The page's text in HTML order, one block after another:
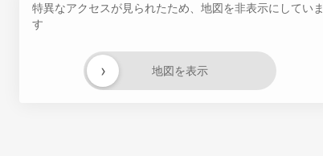
特異なアクセスが見られたため、地図を非表示にしていま
す
地図を表示
›